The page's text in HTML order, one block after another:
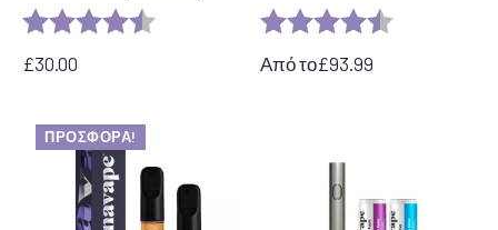
Αξιολόγηση: 4,6 από 5 αστέρια
£30.00
Αξιολόγηση:
Από το£93.99
ΠΡΟΣΦΟΡΆ!